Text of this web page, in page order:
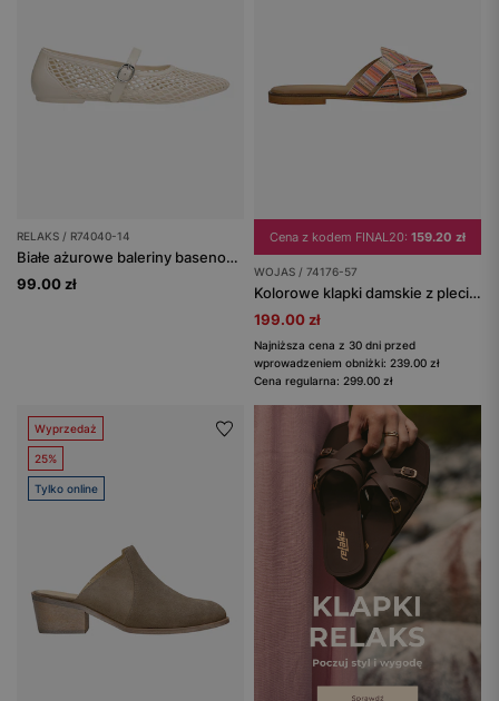
RELAKS / R74040-14
Białe ażurowe baleriny basenowe damskie RELAKS
99.00 zł
Cena z kodem FINAL20: 159.20 zł
WOJAS / 74176-57
Kolorowe klapki damskie z plecionymi paskami
199.00 zł
Najniższa cena z 30 dni przed
wprowadzeniem obniżki: 239.00 zł
Cena regularna: 299.00 zł
Wyprzedaż
25%
Tylko online